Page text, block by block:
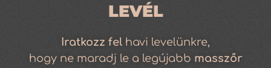
LEVÉL
Iratkozz fel havi levelünkre,
hogy ne maradj le a legújabb masszőr